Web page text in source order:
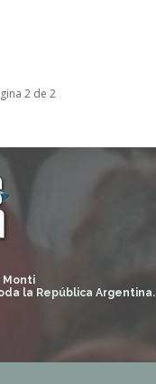
2 de 2
Monti
la República Argentina.